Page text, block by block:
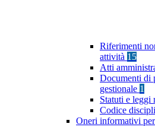
Riferimenti
attività 15
Atti
Documenti di
gestionale 1
Statuti e leggi
Codice
Oneri informativi